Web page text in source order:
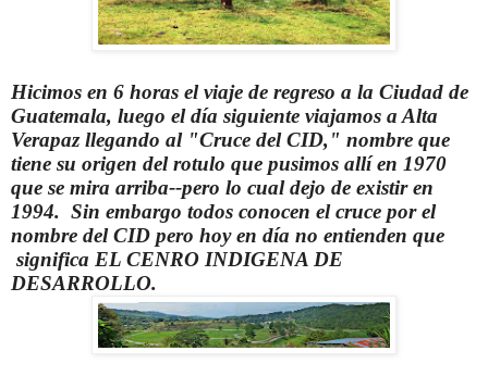
Hicimos en 6 horas el viaje de regreso a la Ciudad de
Guatemala, luego el día siguiente viajamos a Alta
Verapaz llegando al "Cruce del CID," nombre que
tiene su origen del rotulo que pusimos allí en 1970
que se mira arriba--pero lo cual dejo de existir en
1994. Sin embargo todos conocen el cruce por el
nombre del CID pero hoy en día no entienden que
significa EL CENRO INDIGENA DE
DESARROLLO.